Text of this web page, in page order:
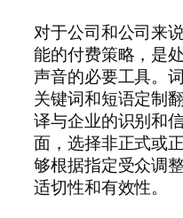
对于公司和公司来
能的付费策略，是
声音的必要工具。
关键词和短语定制
译与企业的识别和
面，选择非正式或
够根据指定受众调
适切性和有效性。